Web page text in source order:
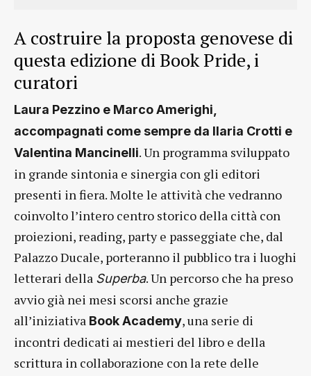
A costruire la proposta genovese di
questa edizione di Book Pride, i
curatori
Laura Pezzino e Marco Amerighi,
accompagnati come sempre da Ilaria Crotti e
Valentina Mancinelli. Un programma sviluppato
in grande sintonia e sinergia con gli editori
presenti in fiera. Molte le attività che vedranno
coinvolto l’intero centro storico della città con
proiezioni, reading, party e passeggiate che, dal
Palazzo Ducale, porteranno il pubblico tra i luoghi
letterari della Superba. Un percorso che ha preso
avvio già nei mesi scorsi anche grazie
all’iniziativa Book Academy, una serie di
incontri dedicati ai mestieri del libro e della
scrittura in collaborazione con la rete delle